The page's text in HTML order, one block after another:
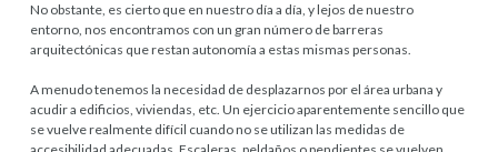
No obstante, es cierto que en nuestro día a día, y lejos de nuestro
entorno, nos encontramos con un gran número de barreras
arquitectónicas que restan autonomía a estas mismas personas.
A menudo tenemos la necesidad de desplazarnos por el área urbana y
acudir a edificios, viviendas, etc. Un ejercicio aparentemente sencillo que
se vuelve realmente difícil cuando no se utilizan las medidas de